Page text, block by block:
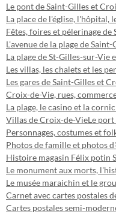
Le pont de Saint-Gilles et
La place de l'église, l'hôpital,
Fêtes, foires et pélerinage
L'avenue de la plage de
La plage de St-Gilles-sur-Vie
Les villas, les chalets et les
Les gares de Saint-Gilles et
Croix-de-Vie, rues,
La plage, le casino et la
Villas de Croix-de-VieLe
Personnages, costumes et
Photos de famille et photos
Histoire magasin Félix potin
Le monument aux morts,
Le musée maraichin et le
Carnet avec cartes postales
Cartes postales semi-